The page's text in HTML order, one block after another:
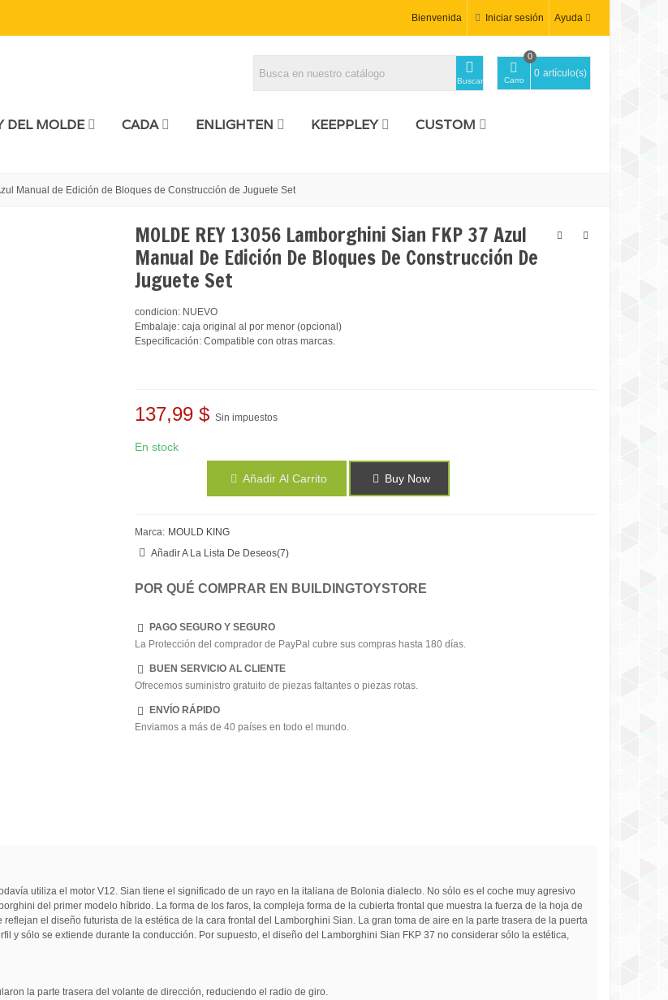
Bienvenida Iniciar sesión Ayuda
Buscar Carro
0
0 artículo(s)
DEL MOLDE CADA ENLIGHTEN KEEPPLEY
CUSTOM
Manual de Edición de Bloques de Construcción de Juguete Set
MOLDE REY 13056 Lamborghini Sian FKP 37 Azul
Manual De Edición De Bloques De Construcción De
Juguete Set
condicion: NUEVO
Embalaje: caja original al por menor (opcional)
Especificación: Compatible con otras marcas.
137,99 $ Sin impuestos
En stock
Añadir Al Carrito Buy Now
Marca: MOULD KING
Añadir A La Lista De Deseos(7)
POR QUÉ COMPRAR EN BUILDINGTOYSTORE
PAGO SEGURO Y SEGURO
La Protección del comprador de PayPal cubre sus compras hasta 180 días.
BUEN SERVICIO AL CLIENTE
Ofrecemos suministro gratuito de piezas faltantes o piezas rotas.
ENVÍO RÁPIDO
Enviamos a más de 40 países en todo el mundo.
utiliza el motor V12. Sian tiene el significado de un rayo en la italiana de Bolonia dialecto. No sólo es el coche muy agresivo
del primer modelo híbrido. La forma de los faros, la compleja forma de la cubierta frontal que muestra la fuerza de la hoja de
el diseño futurista de la estética de la cara frontal del Lamborghini Sian. La gran toma de aire en la parte trasera de la puerta
y sólo se extiende durante la conducción. Por supuesto, el diseño del Lamborghini Sian FKP 37 no considerar sólo la estética,
la parte trasera del volante de dirección, reduciendo el radio de giro.